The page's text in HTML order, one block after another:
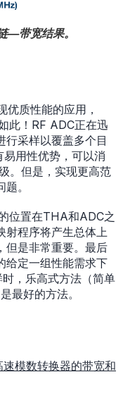
—带宽结果。
质性能的应用，
此！RF ADC正在迅
行采样以覆盖多个目
用性优势，可以消
。但是，实现更高范
。
位置在THA和ADC之
射程序将产生总体上
但是非常重要。最后
给定一组性能需求下
，乐高式方法（简单
最好的方法。
模数转换器的带宽和